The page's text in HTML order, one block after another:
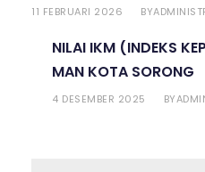
11 FEBRUARI 2026 BY
NILAI IKM (INDEKS
MAN KOTA SORONG
4 DESEMBER 2025 BY